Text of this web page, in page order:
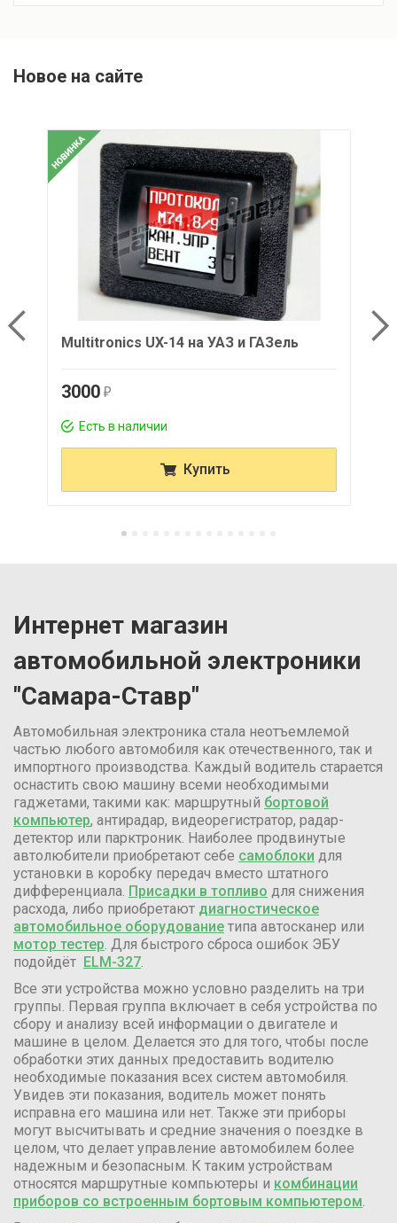
Новое на сайте
Multitronics UX-14 на УАЗ и ГАЗель
3000 r
Есть в наличии
Купить
Интернет магазин
автомобильной электроники
"Самара-Ставр"
Автомобильная электроника стала неотъемлемой
частью любого автомобиля как отечественного, так и
импортного производства. Каждый водитель старается
оснастить свою машину всеми необходимыми
гаджетами, такими как: маршрутный бортовой
компьютер, антирадар, видеорегистратор, радар-
детектор или парктроник. Наиболее продвинутые
автолюбители приобретают себе самоблоки для
установки в коробку передач вместо штатного
дифференциала. Присадки в топливо для снижения
расхода, либо приобретают диагностическое
автомобильное оборудование типа автосканер или
мотор тестер. Для быстрого сброса ошибок ЭБУ
подойдёт ELM-327.
Все эти устройства можно условно разделить на три
группы. Первая группа включает в себя устройства по
сбору и анализу всей информации о двигателе и
машине в целом. Делается это для того, чтобы после
обработки этих данных предоставить водителю
необходимые показания всех систем автомобиля.
Увидев эти показания, водитель может понять
исправна его машина или нет. Также эти приборы
могут высчитывать и средние значения о поездке в
целом, что делает управление автомобилем более
надежным и безопасным. К таким устройствам
относятся маршрутные компьютеры и комбинации
приборов со встроенным бортовым компьютером.